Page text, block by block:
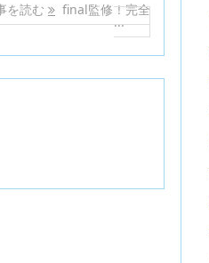
を読む final監修！完全
...